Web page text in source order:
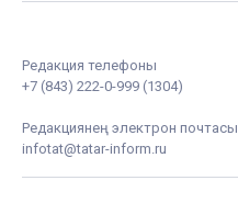
Редакция телефоны
+7 (843) 222-0-999 (1304)
Редакциянең электрон почтасы
infotat@tatar-inform.ru